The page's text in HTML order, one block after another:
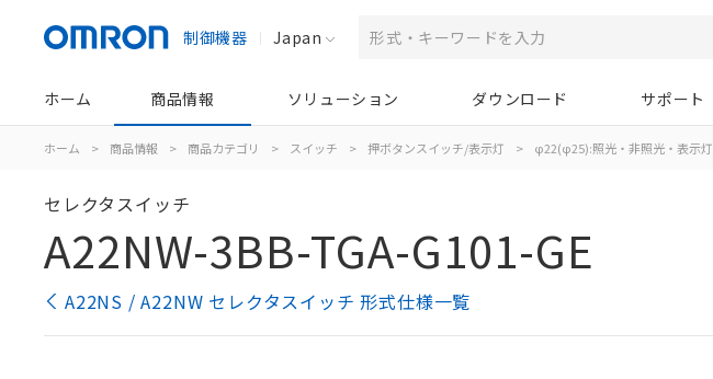
制御機器 Japan
ホーム 商品情報 ソリューション ダウンロード サポート
ホーム > 商品情報 > 商品カテゴリ > スイッチ > 押ボタンスイッチ/表示灯 > φ22(φ25):照光・非照光・表示灯
セレクタスイッチ
A22NW-3BB-TGA-G101-GE
A22NS / A22NW セレクタスイッチ 形式仕様一覧